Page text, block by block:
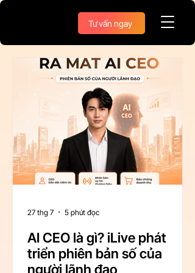
Tư vấn ngay
AI CEO là gì? iLive phát
triển phiên bản số của
người lãnh đạo
27 thg 7 5 phút đọc